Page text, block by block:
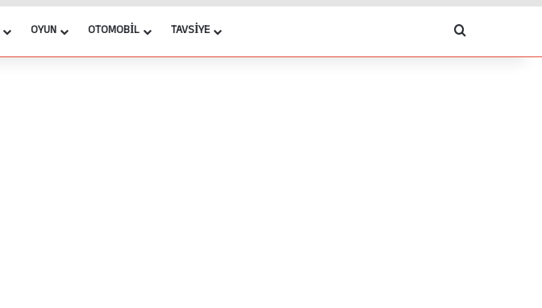
OYUN OTOMOBIL TAVSIYE Arama yap